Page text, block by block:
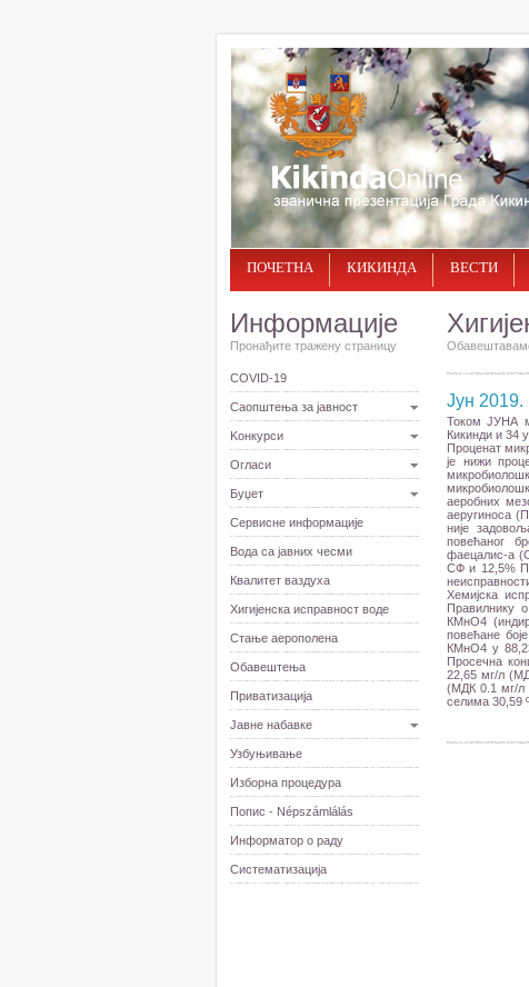
ПОЧЕТНА КИКИНДА ВЕСТИ
Информације
Пронађите тражену страницу
COVID-19
Саопштења за јавност
Kонкурси
Огласи
Буџет
Сервисне информације
Вода са јавних чесми
Квалитет ваздуха
Хигијенска исправност воде
Стање аерополена
Обавештења
Приватизација
Јавне набавке
Узбуњивање
Изборна процедура
Попис - Népszámlálás
Информатор о раду
Систематизација
Обавештавамо
Јун 2019.
Током ЈУНА
Кикинди и 34
Проценат
је нижи
аеробних
аеругиноса
није
повећаног
фаецалис-а
СФ и 12,5%
Хемијска
Правилнику
КМнО4
повећане
КМнО4 у
Просечна
22,65 мг/л
(МДК 0.1 мг/л
селима 30,59